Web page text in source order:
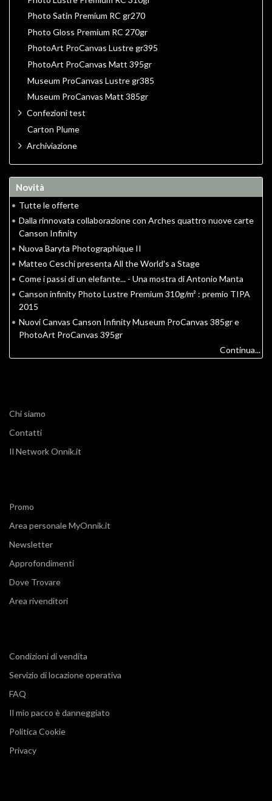
Photo Satin Premium RC gr270
Photo Gloss Premium RC 270gr
PhotoArt ProCanvas Lustre gr395
PhotoArt ProCanvas Matt 395gr
Museum ProCanvas Lustre gr385
Museum ProCanvas Matt 385gr
Confezioni test
Carton Plume
Archiviazione
Novità
• Tutte le offerte
• Dalla rinnovata collaborazione con Arches quattro nuove carte
Canson Infinity
• Nuova Baryta Photographique II
• Matteo Ceschi presenta All the World's a Stage
• Come i passi di un elefante... - Una mostra di Antonio Manta
• Canson infinity Photo Lustre Premium 310g/m² : premio TIPA
2015
• Nuovi Canvas Canson Infinity Museum ProCanvas 385gr e
PhotoArt ProCanvas 395gr
Continua...
Chi siamo
Contatti
Il Network Onnik.it
Promo
Area personale MyOnnik.it
Newsletter
Approfondimenti
Dove Trovare
Area rivenditori
Condizioni di vendita
Servizio di locazione operativa
FAQ
Il mio pacco è danneggiato
Politica Cookie
Privacy